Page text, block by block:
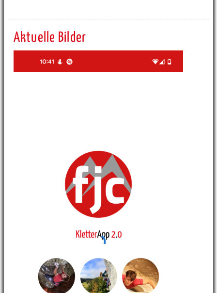
Aktuelle Bilder